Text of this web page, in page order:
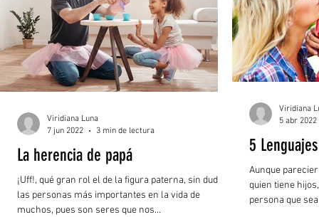
La herencia de papá
¡Uff!, qué gran rol el de la figura paterna, sin duda de
las personas más importantes en la vida de
muchos, pues son seres que nos...
Viridiana Luna
7 jun 2022
3 min de lectura
5
Aunque
quien tiene
persona que
Viridiana
5 abr 2022